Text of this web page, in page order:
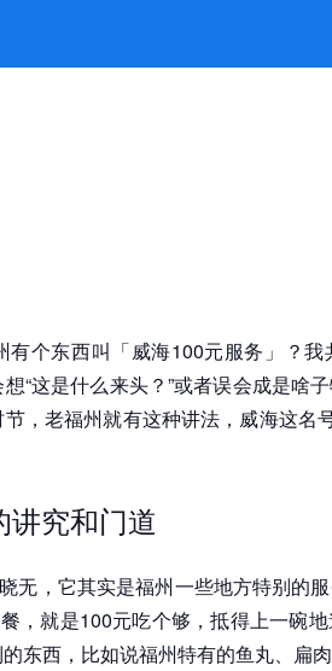
，威海不止是威海 -
有个东西叫「威海100元服务」？
“这是什么来头？”或者误会成是啥
，老福州就有这种讲法，威海这名
讲究和门道
无，它其实是福州一些地方特别的
，就是100元吃个够，抵得上一碗
东西，比如说福州特有的鱼丸、扁